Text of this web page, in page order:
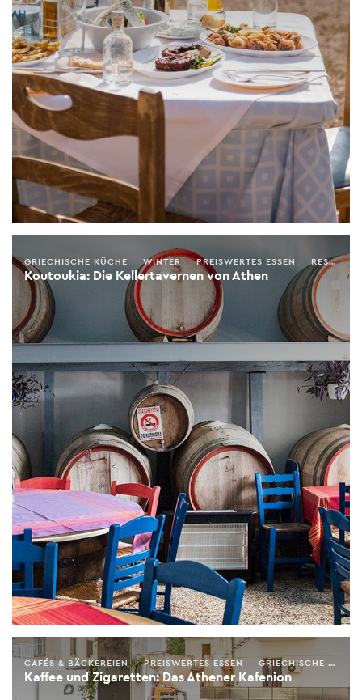
Koutoukia: Die Kellertavernen von Athen
GRIECHISCHE KÜCHE WINTER PREISWERTES ESSEN RESTAURANTS
Kaffee und Zigaretten: Das Athener Kafenion
CAFÉS & BÄCKEREIEN PREISWERTES ESSEN GRIECHISCHE KÜCHE